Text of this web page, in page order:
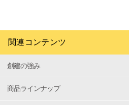
関連コンテンツ
創建の強み
商品ラインナップ